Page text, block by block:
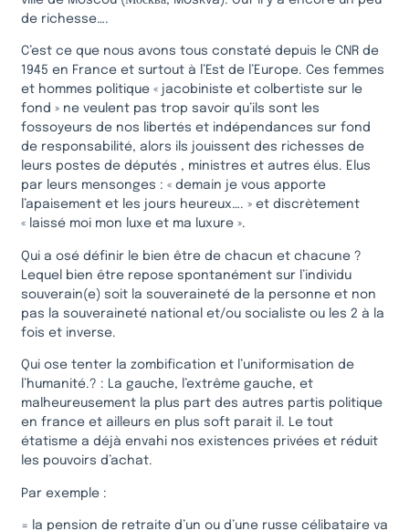
de richesse….
C’est ce que nous avons tous constaté depuis le CNR de
1945 en France et surtout à l’Est de l’Europe. Ces femmes
et hommes politique « jacobiniste et colbertiste sur le
fond » ne veulent pas trop savoir qu’ils sont les
fossoyeurs de nos libertés et indépendances sur fond
de responsabilité, alors ils jouissent des richesses de
leurs postes de députés , ministres et autres élus. Elus
par leurs mensonges : « demain je vous apporte
l’apaisement et les jours heureux…. » et discrètement
« laissé moi mon luxe et ma luxure ».
Qui a osé définir le bien être de chacun et chacune ?
Lequel bien être repose spontanément sur l’individu
souverain(e) soit la souveraineté de la personne et non
pas la souveraineté national et/ou socialiste ou les 2 à la
fois et inverse.
Qui ose tenter la zombification et l’uniformisation de
l’humanité.? : La gauche, l’extrême gauche, et
malheureusement la plus part des autres partis politique
en france et ailleurs en plus soft parait il. Le tout
étatisme a déjà envahi nos existences privées et réduit
les pouvoirs d’achat.
Par exemple :
= la pension de retraite d’un ou d’une russe célibataire va